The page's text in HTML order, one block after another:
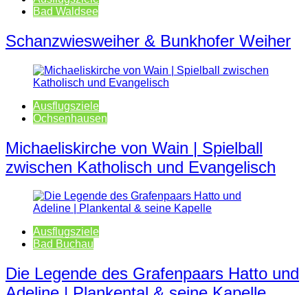
Bad Waldsee
Schanzwiesweiher & Bunkhofer Weiher
Ausflugsziele
Ochsenhausen
Michaeliskirche von Wain | Spielball
zwischen Katholisch und Evangelisch
Ausflugsziele
Bad Buchau
Die Legende des Grafenpaars Hatto und